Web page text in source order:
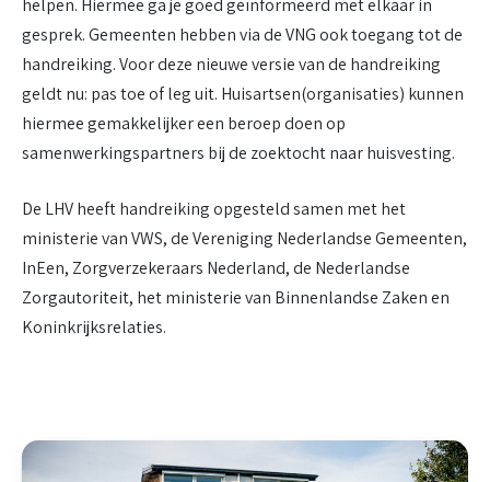
gesprek. Gemeenten hebben via de VNG ook toegang tot de
handreiking. Voor deze nieuwe versie van de handreiking
geldt nu: pas toe of leg uit. Huisartsen(organisaties) kunnen
hiermee gemakkelijker een beroep doen op
samenwerkingspartners bij de zoektocht naar huisvesting.
De LHV heeft handreiking opgesteld samen met het
ministerie van VWS, de Vereniging Nederlandse Gemeenten,
InEen, Zorgverzekeraars Nederland, de Nederlandse
Zorgautoriteit, het ministerie van Binnenlandse Zaken en
Koninkrijksrelaties.